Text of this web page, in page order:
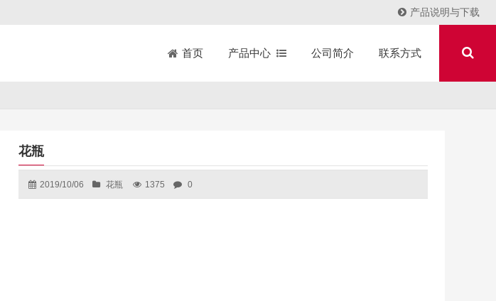
产品说明与下载
首页 产品中心 公司简介 联系方式
花瓶
2019/10/06 花瓶 1375 0